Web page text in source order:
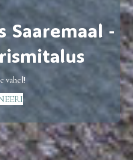
Saaremaal -
vahel!